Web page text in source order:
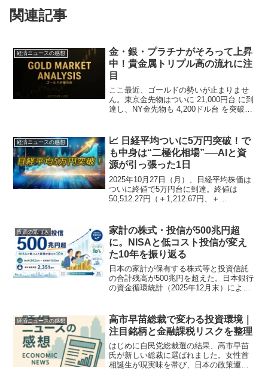
関連記事
経済ニュースの感想
金・銀・プラチナがそろって上昇
中！貴金属トリプル高の流れに注
目
ここ最近、ゴールドの勢いが止まりませ
ん。東京金先物はついに 21,000円台 に到
達し、NY金先物も 4,200ドル台 を突破。
NY銀先物：32 → 53ドル台へ急...
経済ニュースの感想
📈 日経平均ついに5万円突破！で
も中身は“二極化相場”──AIと資
源が引っ張った1日
2025年10月27日（月）、日経平均株価は
ついに終値で5万円台に到達。終値は
50,512.27円（＋1,212.67円、＋
役はAI半導体と非鉄金属上昇をけん引...
投資の気づき
家計の株式・投信が500兆円超
に。NISAと低コスト投信が変え
た10年を振り返る
日本の家計が保有する株式等と投資信託
の合計残高が500兆円を超えた。日本銀行
の資金循環統計（2025年12月末）による
字の背景には、NISAを通じた資金流入
の...
経済ニュースの感想
高市早苗総裁で変わる投資環境｜
注目銘柄と金融課税リスクを整理
はじめに自民党総裁選の結果、高市早苗
氏が新しい総裁に選ばれました。女性首
相誕生が現実味を帯び、日本の政策運営